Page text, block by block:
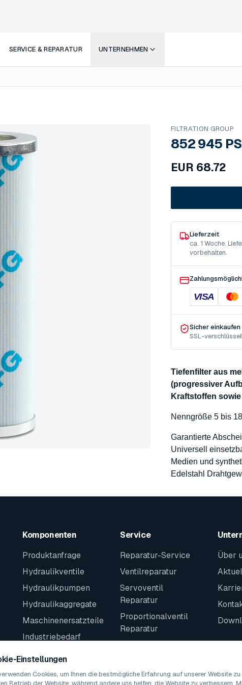
SERVICE & REPARATUR UNTERNEHMEN
FILTRATION GROUP
852 945
EUR 68.72
Lieferzeit
ca. 1 Woche.
vorbehalten.
VISA
Sicher einkaufen
SSL-
Tiefenfilter aus
(progressiver
Kraftstoffen
Nenngröße 5 bis
Garantierte
Universell
Medien und
Edelstahl
Komponenten
Produktanfrage
Hydraulikventile
Hydraulikpumpen
Hydraulikaggregate
Maschinenersatzteile
Industriebedarf
Service
Reparatur-Service
Ventilreparatur
Servoventil
Reparatur
Proportionalventil
Reparatur
Über
Einstellungen
Cookies, um Ihnen die bestmögliche Erfahrung auf unserer Website
Betrieb der Website, während andere uns helfen, die Website zu verbessern.